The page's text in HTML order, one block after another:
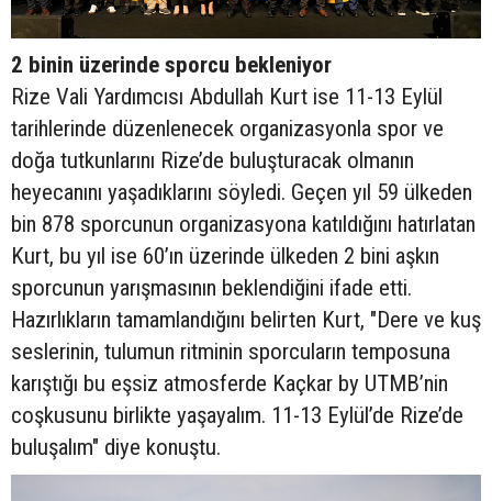
2 binin üzerinde sporcu bekleniyor
Rize Vali Yardımcısı Abdullah Kurt ise 11-13 Eylül
tarihlerinde düzenlenecek organizasyonla spor ve
doğa tutkunlarını Rize’de buluşturacak olmanın
heyecanını yaşadıklarını söyledi. Geçen yıl 59 ülkeden
bin 878 sporcunun organizasyona katıldığını hatırlatan
Kurt, bu yıl ise 60’ın üzerinde ülkeden 2 bini aşkın
sporcunun yarışmasının beklendiğini ifade etti.
Hazırlıkların tamamlandığını belirten Kurt, "Dere ve kuş
seslerinin, tulumun ritminin sporcuların temposuna
karıştığı bu eşsiz atmosferde Kaçkar by UTMB’nin
coşkusunu birlikte yaşayalım. 11-13 Eylül’de Rize’de
buluşalım" diye konuştu.